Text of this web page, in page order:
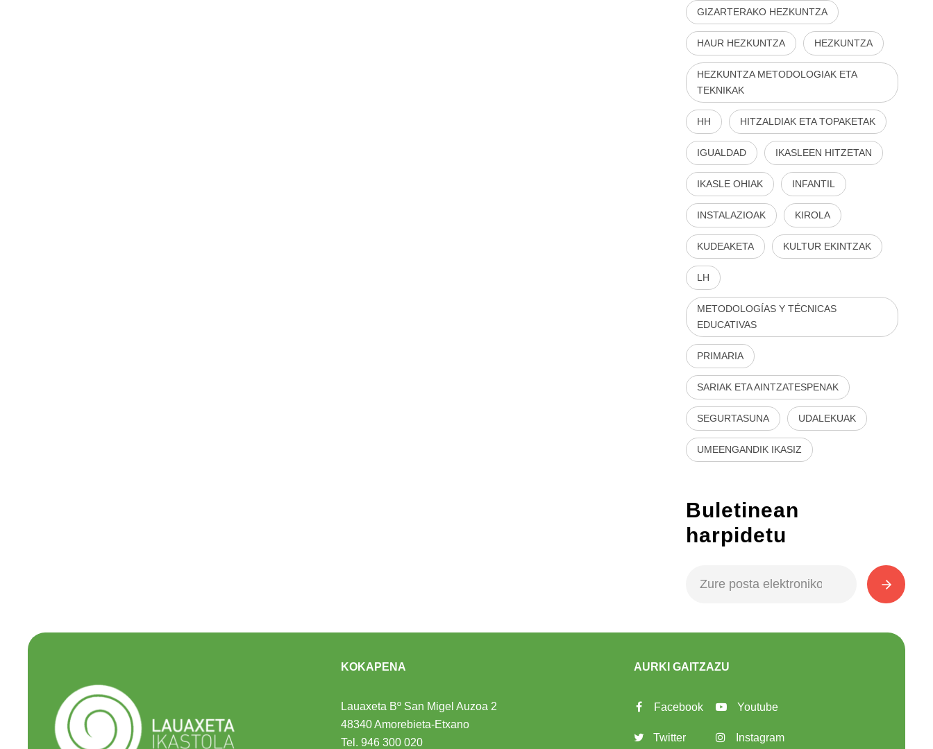
GIZARTERAKO HEZKUNTZA
HAUR HEZKUNTZA HEZKUNTZA
HEZKUNTZA METODOLOGIAK ETA
TEKNIKAK
HH HITZALDIAK ETA TOPAKETAK
IGUALDAD IKASLEEN HITZETAN
IKASLE OHIAK INFANTIL
INSTALAZIOAK KIROLA
KUDEAKETA KULTUR EKINTZAK
LH
METODOLOGÍAS Y TÉCNICAS
EDUCATIVAS
PRIMARIA
SARIAK ETA AINTZATESPENAK
SEGURTASUNA UDALEKUAK
UMEENGANDIK IKASIZ
Buletinean
harpidetu
KOKAPENA
Lauaxeta Bº San Migel Auzoa 2
48340 Amorebieta-Etxano
Tel.946 300 020
AURKI GAITZAZU
Facebook
Twitter
Youtube
Instagram